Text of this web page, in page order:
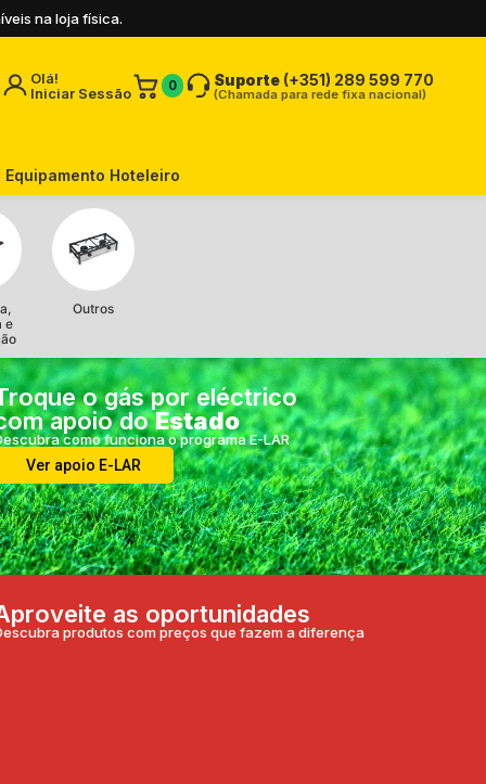
na loja física.
Olá!
Iniciar Sessão
0 Suporte (+351) 289 599 770
(Chamada para rede fixa nacional)
Equipamento Hoteleiro
e
Outros
o gás por eléctrico
apoio doEstado
como funciona o programa E-LAR
Ver apoio E-LAR
as oportunidades
produtos com preços que fazem a diferença